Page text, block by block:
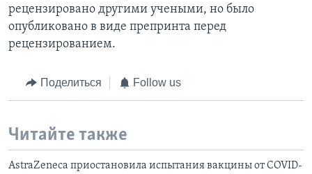
рецензировано другими учеными, но было
опубликовано в виде препринта перед
рецензированием.
Поделиться Follow us
Читайте также
AstraZeneca приостановила испытания вакцины от COVID-